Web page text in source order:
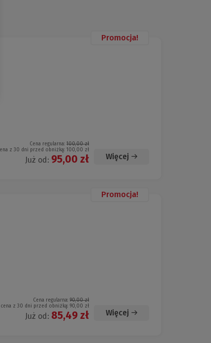
Promocja!
Cena regularna: 100,00 zł
z 30 dni przed obniżką: 100,00 zł
Już od: 95,00 zł Więcej
Promocja!
Cena regularna: 90,00 zł
cena z 30 dni przed obniżką: 90,00 zł
Już od: 85,49 zł Więcej